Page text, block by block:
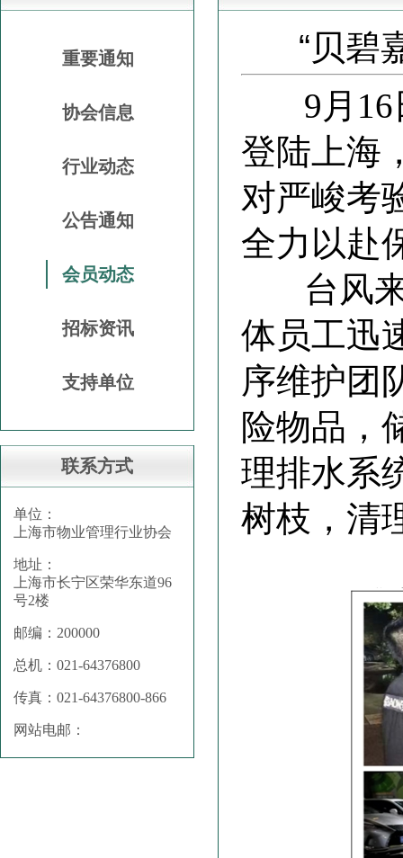
重要通知
协会信息
行业动态
公告通知
会员动态
招标资讯
支持单位
联系方式
单位：
上海市物业管理行业协会
地址：
上海市长宁区荣华东道96
号2楼
邮编：200000
总机：021-64376800
传真：021-64376800-866
网站电邮：
“贝碧
9月16
登陆上海
对严峻考
全力以赴
台风来
体员工迅
序维护团
险物品，
理排水系
树枝，清